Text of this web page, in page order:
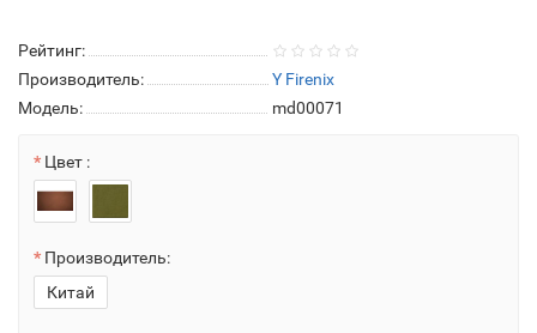
Рейтинг:
Производитель:
Y Firenix
Модель:
md00071
Цвет :
Производитель:
Китай